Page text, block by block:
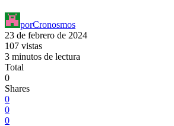
porCronosmos
23 de febrero de 2024
107 vistas
3 minutos de lectura
Total
0
Shares
0
0
0